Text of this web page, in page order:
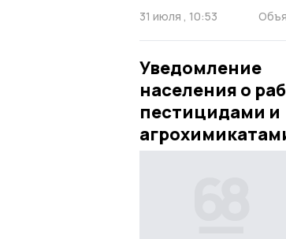
31 июля , 10:53
Уведомление
населения о
пестицидами и